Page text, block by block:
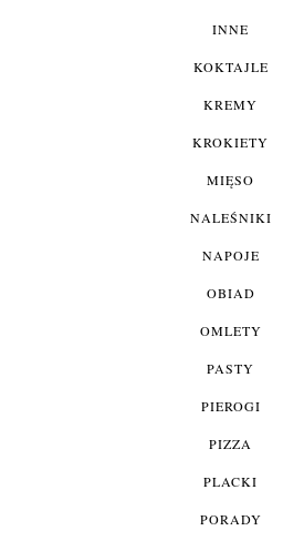
INNE
KOKTAJLE
KREMY
KROKIETY
MIĘSO
NALEŚNIKI
NAPOJE
OBIAD
OMLETY
PASTY
PIEROGI
PIZZA
PLACKI
PORADY